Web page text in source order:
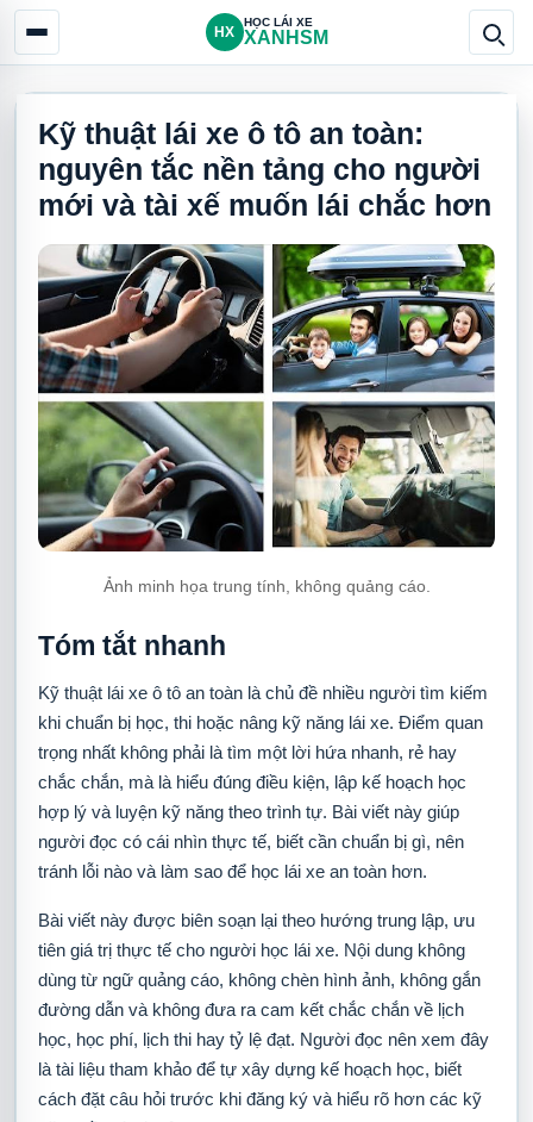
HX
HỌC LÁI XE
XANHSM
Kỹ thuật lái xe ô tô an toàn:
nguyên tắc nền tảng cho người
mới và tài xế muốn lái chắc hơn
Ảnh minh họa trung tính, không quảng cáo.
Tóm tắt nhanh
Kỹ thuật lái xe ô tô an toàn là chủ đề nhiều người tìm kiếm
khi chuẩn bị học, thi hoặc nâng kỹ năng lái xe. Điểm quan
trọng nhất không phải là tìm một lời hứa nhanh, rẻ hay
chắc chắn, mà là hiểu đúng điều kiện, lập kế hoạch học
hợp lý và luyện kỹ năng theo trình tự. Bài viết này giúp
người đọc có cái nhìn thực tế, biết cần chuẩn bị gì, nên
tránh lỗi nào và làm sao để học lái xe an toàn hơn.
Bài viết này được biên soạn lại theo hướng trung lập, ưu
tiên giá trị thực tế cho người học lái xe. Nội dung không
dùng từ ngữ quảng cáo, không chèn hình ảnh, không gắn
đường dẫn và không đưa ra cam kết chắc chắn về lịch
học, học phí, lịch thi hay tỷ lệ đạt. Người đọc nên xem đây
là tài liệu tham khảo để tự xây dựng kế hoạch học, biết
cách đặt câu hỏi trước khi đăng ký và hiểu rõ hơn các kỹ